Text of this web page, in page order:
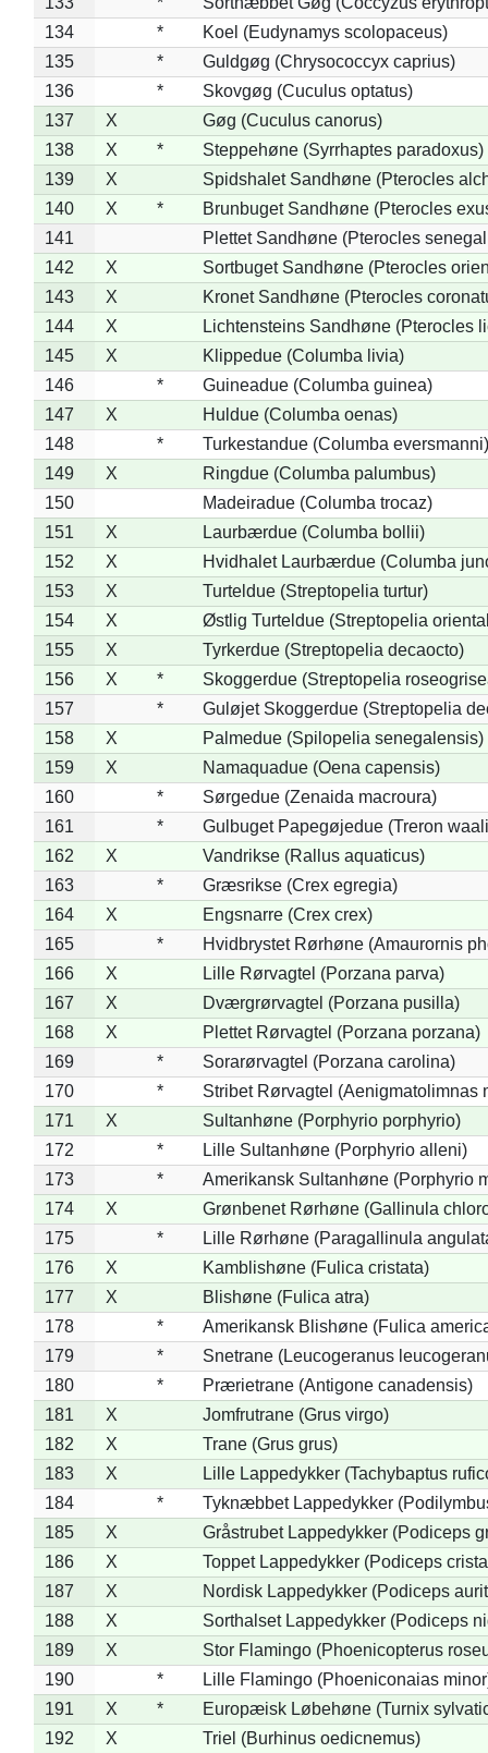
134
*
Koel (Eudynamys scolopaceus)
135
*
Guldgøg (Chrysococcyx caprius)
136
*
Skovgøg (Cuculus optatus)
137
X
Gøg (Cuculus canorus)
138
X *
Steppehøne (Syrrhaptes paradoxus)
139
X
Spidshalet Sandhøne (Pterocles
140
X *
Brunbuget Sandhøne (Pterocles
141
Plettet Sandhøne (Pterocles
142
X
Sortbuget Sandhøne (Pterocles
143
X
Kronet Sandhøne (Pterocles
144
X
Lichtensteins Sandhøne (Pterocles
145
X
Klippedue (Columba livia)
146
*
Guineadue (Columba guinea)
147
X
Huldue (Columba oenas)
148
*
Turkestandue (Columba eversmanni)
149
X
Ringdue (Columba palumbus)
150
Madeiradue (Columba trocaz)
151
X
Laurbærdue (Columba bollii)
152
X
Hvidhalet Laurbærdue (Columba
153
X
Turteldue (Streptopelia turtur)
154
X
Østlig Turteldue (Streptopelia
155
X
Tyrkerdue (Streptopelia decaocto)
156
X *
Skoggerdue (Streptopelia
157
*
Guløjet Skoggerdue (Streptopelia
158
X
Palmedue (Spilopelia senegalensis)
159
X
Namaquadue (Oena capensis)
160
*
Sørgedue (Zenaida macroura)
161
*
Gulbuget Papegøjedue (Treron
162
X
Vandrikse (Rallus aquaticus)
163
*
Græsrikse (Crex egregia)
164
X
Engsnarre (Crex crex)
165
*
Hvidbrystet Rørhøne (Amaurornis
166
X
Lille Rørvagtel (Porzana parva)
167
X
Dværgrørvagtel (Porzana pusilla)
168
X
Plettet Rørvagtel (Porzana porzana)
169
*
Sorarørvagtel (Porzana carolina)
170
*
Stribet Rørvagtel (Aenigmatolimnas
171
X
Sultanhøne (Porphyrio porphyrio)
172
*
Lille Sultanhøne (Porphyrio alleni)
173
*
Amerikansk Sultanhøne (Porphyrio
174
X
Grønbenet Rørhøne (Gallinula
175
*
Lille Rørhøne (Paragallinula
176
X
Kamblishøne (Fulica cristata)
177
X
Blishøne (Fulica atra)
178
*
Amerikansk Blishøne (Fulica
179
*
Snetrane (Leucogeranus
180
*
Prærietrane (Antigone canadensis)
181
X
Jomfrutrane (Grus virgo)
182
X
Trane (Grus grus)
183
X
Lille Lappedykker (Tachybaptus
184
*
Tyknæbbet Lappedykker
185
X
Gråstrubet Lappedykker (Podiceps
186
X
Toppet Lappedykker (Podiceps
187
X
Nordisk Lappedykker (Podiceps
188
X
Sorthalset Lappedykker (Podiceps
189
X
Stor Flamingo (Phoenicopterus
190
*
Lille Flamingo (Phoeniconaias
191
X *
Europæisk Løbehøne (Turnix
192
X
Triel (Burhinus oedicnemus)